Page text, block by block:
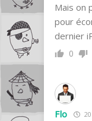
Mais on
pour
dernier
0
Flo